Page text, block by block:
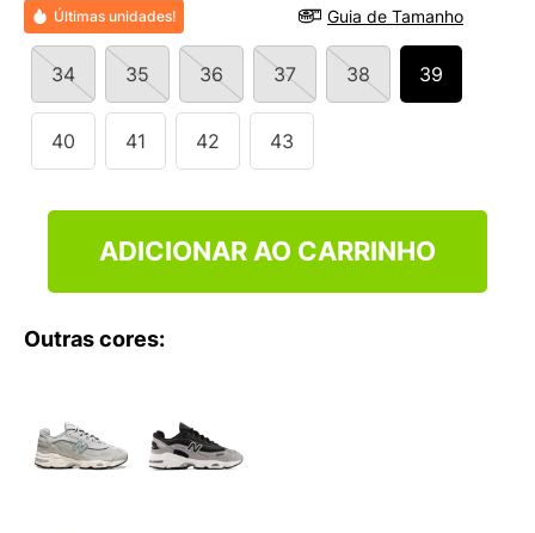
Últimas unidades! Guia de Tamanho
34 35 36 37 38 39
40 41 42 43
ADICIONAR AO CARRINHO
Outras cores:
9 º
NEW 530
10º VANS TÊNIS VANS ULTRARANGE